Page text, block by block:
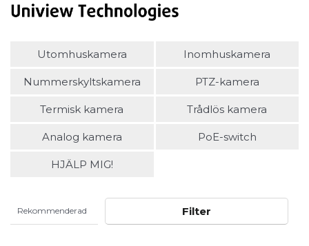
Utomhuskamera Inomhuskamera
Nummerskyltskamera PTZ-kamera
Termisk kamera Trådlös kamera
Analog kamera PoE-switch
HJÄLP MIG!
Filter